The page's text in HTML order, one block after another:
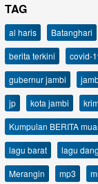
TAG
al haris Batanghari
berita terkini
covid-
gubernur jambi
jp
kota jambi
Kumpulan BERITA
lagu barat
lagu
Merangin
mp3